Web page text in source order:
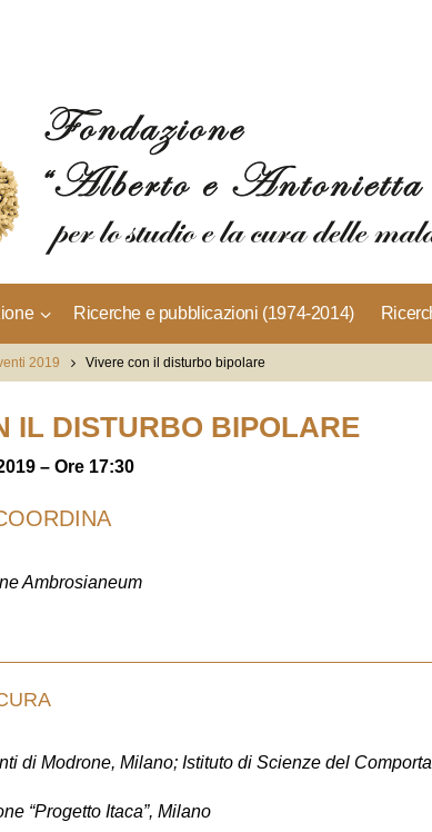
Ricerche e pubblicazioni (1974-2014)
2019 Vivere con il disturbo bipolare
IL DISTURBO BIPOLARE
– Ore 17:30
Ambrosianeum
di Modrone, Milano; Istituto di Scienze del
“Progetto Itaca”, Milano